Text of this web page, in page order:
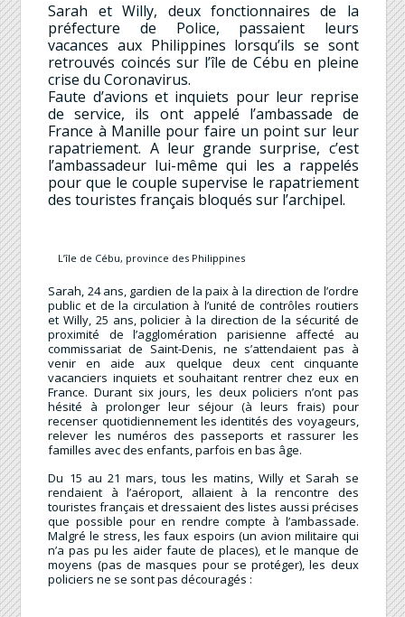
Sarah et Willy, deux fonctionnaires de la
préfecture de Police, passaient leurs
vacances aux Philippines lorsqu’ils se sont
retrouvés coincés sur l’île de Cébu en pleine
crise du Coronavirus.
Faute d’avions et inquiets pour leur reprise
de service, ils ont appelé l’ambassade de
France à Manille pour faire un point sur leur
rapatriement. A leur grande surprise, c’est
l’ambassadeur lui-même qui les a rappelés
pour que le couple supervise le rapatriement
des touristes français bloqués sur l’archipel.
L’île de Cébu, province des Philippines
Sarah, 24 ans, gardien de la paix à la direction de l’ordre
public et de la circulation à l’unité de contrôles routiers
et Willy, 25 ans, policier à la direction de la sécurité de
proximité de l’agglomération parisienne affecté au
commissariat de Saint-Denis, ne s’attendaient pas à
venir en aide aux quelque deux cent cinquante
vacanciers inquiets et souhaitant rentrer chez eux en
France. Durant six jours, les deux policiers n’ont pas
hésité à prolonger leur séjour (à leurs frais) pour
recenser quotidiennement les identités des voyageurs,
relever les numéros des passeports et rassurer les
familles avec des enfants, parfois en bas âge.
Du 15 au 21 mars, tous les matins, Willy et Sarah se
rendaient à l’aéroport, allaient à la rencontre des
touristes français et dressaient des listes aussi précises
que possible pour en rendre compte à l’ambassade.
Malgré le stress, les faux espoirs (un avion militaire qui
n’a pas pu les aider faute de places), et le manque de
moyens (pas de masques pour se protéger), les deux
policiers ne se sont pas découragés :